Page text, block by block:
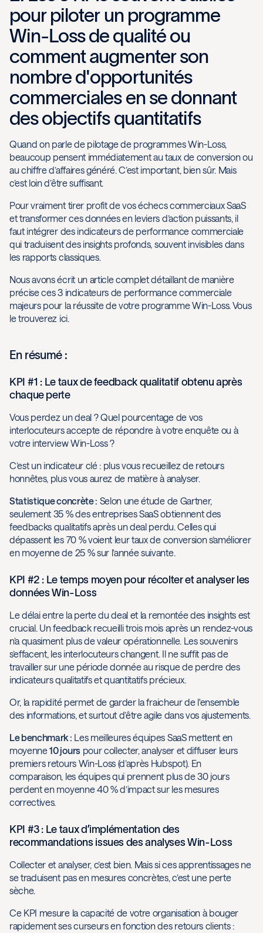
pour piloter un programme
Win-Loss de qualité ou
comment augmenter son
nombre d'opportunités
commerciales en se donnant
des objectifs quantitatifs
Quand on parle de pilotage de programmes Win-Loss,
beaucoup pensent immédiatement au taux de conversion ou
au chiffre d’affaires généré. C’est important, bien sûr. Mais
c’est loin d’être suffisant.
Pour vraiment tirer profit de vos échecs commerciaux SaaS
et transformer ces données en leviers d’action puissants, il
faut intégrer des indicateurs de performance commerciale
qui traduisent des insights profonds, souvent invisibles dans
les rapports classiques.
Nous avons écrit un article complet détaillant de manière
précise ces 3 indicateurs de performance commerciale
majeurs pour la réussite de votre programme Win-Loss. Vous
le trouverez ici.
En résumé :
KPI #1 : Le taux de feedback qualitatif obtenu après
chaque perte
Vous perdez un deal ? Quel pourcentage de vos
interlocuteurs accepte de répondre à votre enquête ou à
votre interview Win-Loss ?
C’est un indicateur clé : plus vous recueillez de retours
honnêtes, plus vous aurez de matière à analyser.
Statistique concrète : Selon une étude de Gartner,
seulement 35 % des entreprises SaaS obtiennent des
feedbacks qualitatifs après un deal perdu. Celles qui
dépassent les 70 % voient leur taux de conversion s’améliorer
en moyenne de 25 % sur l’année suivante.
KPI #2 : Le temps moyen pour récolter et analyser les
données Win-Loss
Le délai entre la perte du deal et la remontée des insights est
crucial. Un feedback recueilli trois mois après un rendez-vous
n’a quasiment plus de valeur opérationnelle. Les souvenirs
s’effacent, les interlocuteurs changent. Il ne suffit pas de
travailler sur une période donnée au risque de perdre des
indicateurs qualitatifs et quantitatifs précieux.
Or, la rapidité permet de garder la fraicheur de l'ensemble
des informations, et surtout d’être agile dans vos ajustements.
Le benchmark : Les meilleures équipes SaaS mettent en
moyenne10 jourspour collecter, analyser et diffuser leurs
premiers retours Win-Loss (d’après Hubspot). En
comparaison, les équipes qui prennent plus de 30 jours
perdent en moyenne 40 % d’impact sur les mesures
correctives.
KPI #3 : Le taux d’implémentation des
recommandations issues des analyses Win-Loss
Collecter et analyser, c’est bien. Mais si ces apprentissages ne
se traduisent pas en mesures concrètes, c’est une perte
sèche.
Ce KPI mesure la capacité de votre organisation à bouger
rapidement ses curseurs en fonction des retours clients :